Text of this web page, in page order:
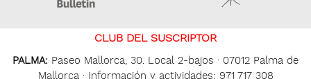
CLUB DEL SUSCRIPTOR
PALMA: Paseo Mallorca, 30. Local 2-bajos · 07012 Palma de
Mallorca · Información y actividades: 971 717 308